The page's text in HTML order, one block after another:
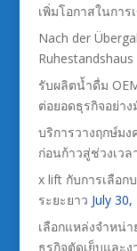
เพิ่มโอกาสในการ
Nach der
รับผลิตน้ำดื่ม
ต่อยอดธุรกิจอย่าง
บริการวางฤกษ์ม
ก่อนก้าวสู่ช่วงเว
x lift กับการเลือ
ระยะยาว July 30,
เลือกแหล่งจำหน่
ธุรกิจตัดเย็บและ